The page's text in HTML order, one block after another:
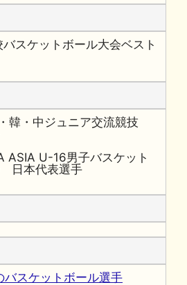
スケットボール大会ベスト
韓・中ジュニア交流競技
ASIA U-16男子バスケット
日本代表選手
スケットボール選手